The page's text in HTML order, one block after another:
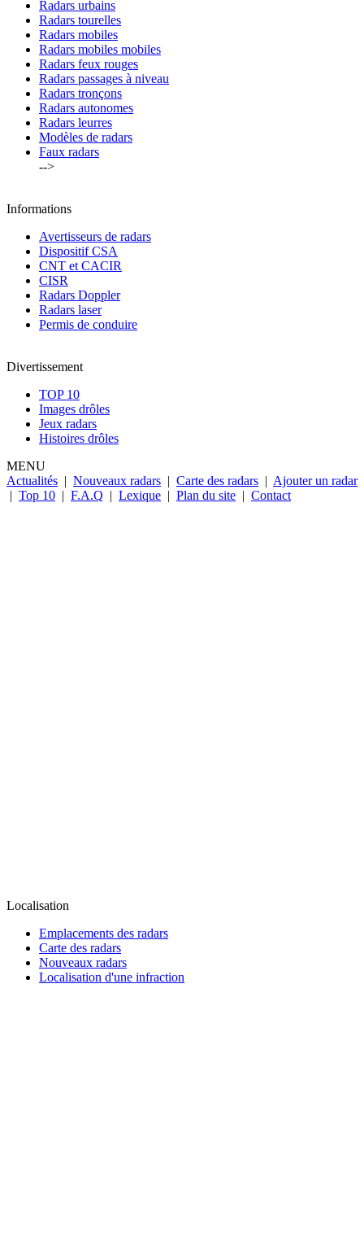
Radars urbains
Radars tourelles
Radars mobiles
Radars mobiles mobiles
Radars feux rouges
Radars passages à niveau
Radars tronçons
Radars autonomes
Radars leurres
Modèles de radars
Faux radars
-->
Informations
Avertisseurs de radars
Dispositif CSA
CNT et CACIR
CISR
Radars Doppler
Radars laser
Permis de conduire
Divertissement
TOP 10
Images drôles
Jeux radars
Histoires drôles
MENU
Actualités | Nouveaux radars | Carte des radars | Ajouter un radar
| Top 10 | F.A.Q | Lexique | Plan du site | Contact
Localisation
Emplacements des radars
Carte des radars
Nouveaux radars
Localisation d'une infraction